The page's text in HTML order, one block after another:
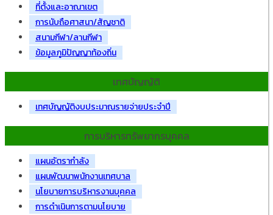
ที่ตั้งและอาณาเขต
การนับถือศาสนา/สัญชาติ
สนามกีฬา/ลานกีฬา
ข้อมูลภูมิปัญญาท้องถิ่น
เทศบัญญัติ
เทศบัญญัติงบประมาณรายจ่ายประจำปี
การบริหารทรัพยากรบุคคล
แผนอัตรากำลัง
แผนพัฒนาพนักงานเทศบาล
นโยบายการบริหารงานบุคคล
การดำเนินการตามนโยบาย